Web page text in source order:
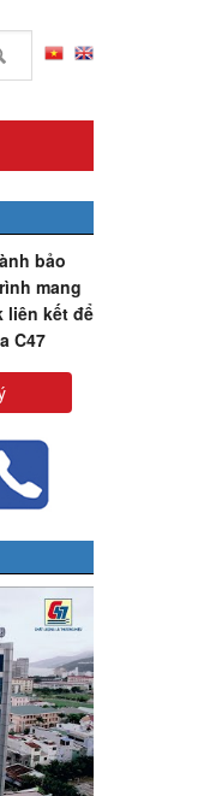
bảo
mang
liên kết để
C47